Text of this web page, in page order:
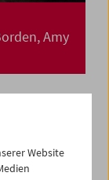
Amy
Website